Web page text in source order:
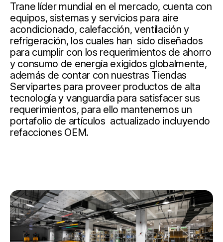
Trane líder mundial en el mercado, cuenta con
equipos, sistemas y servicios para aire
acondicionado, calefacción, ventilación y
refrigeración, los cuales han sido diseñados
para cumplir con los requerimientos de ahorro
y consumo de energía exigidos globalmente,
además de contar con nuestras Tiendas
Servipartes para proveer productos de alta
tecnología y vanguardia para satisfacer sus
requerimientos, para ello mantenemos un
portafolio de artículos actualizado incluyendo
refacciones OEM.